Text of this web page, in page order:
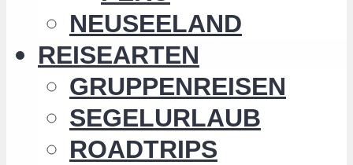
NEUSEELAND
REISEARTEN
GRUPPENREISEN
SEGELURLAUB
ROADTRIPS